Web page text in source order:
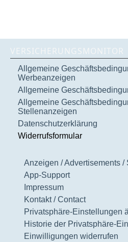
VERSICHERUNGSMONITOR
Allgemeine
Werbeanzeigen
Allgemeine
Allgemeine
Stellenanzeigen
Datenschutzerklärung
Widerrufsformular
Anzeigen / Advertisements /
App-Support
Impressum
Kontakt / Contact
Privatsphäre-Einstellungen
Historie der Privatsphäre-
Einwilligungen widerrufen